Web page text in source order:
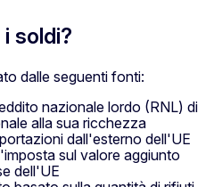
soldi?
dalle seguenti fonti:
nazionale lordo (RNL) di
alla sua ricchezza
dall'esterno dell'UE
sul valore aggiunto
dell'UE